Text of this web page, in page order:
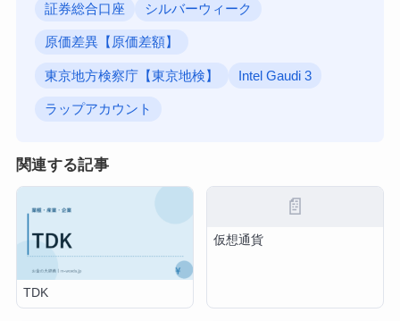
証券総合口座 シルバーウィーク
原価差異【原価差額】
東京地方検察庁【東京地検】 Intel Gaudi 3
ラップアカウント
関連する記事
TDK
📄
仮想通貨